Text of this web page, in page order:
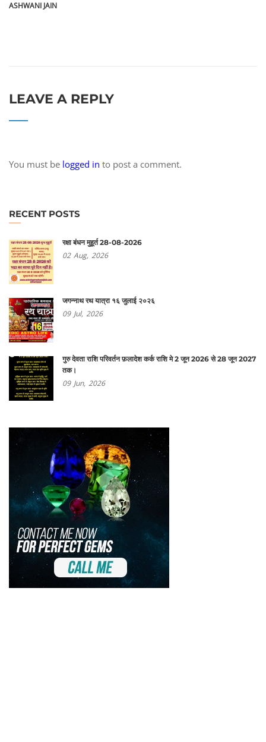
ASHWANI JAIN
LEAVE A REPLY
You must be logged in to post a comment.
RECENT POSTS
रक्षा बंधन मुहूर्त 28-08-2026
02 Aug, 2026
जगन्नाथ रथ यात्रा १६ जुलाई २०२६
09 Jul, 2026
गुरु देवता राशि परिवर्तन फ़लादेश कर्क राशि मे 2 जून 2026 से 28 जून 2027
तक।
09 Jun, 2026